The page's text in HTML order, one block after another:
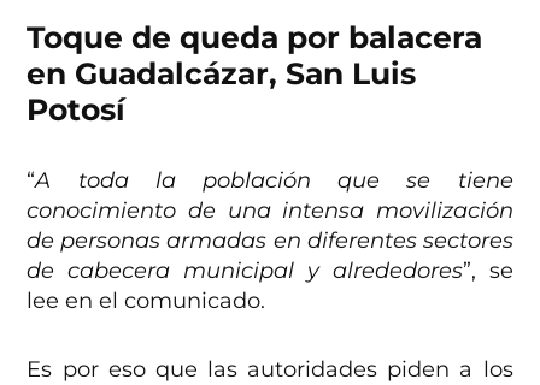
Toque de queda por balacera
en Guadalcázar, San Luis
Potosí
“A toda la población que se tiene
conocimiento de una intensa movilización
de personas armadas en diferentes sectores
de cabecera municipal y alrededores”, se
lee en el comunicado.
Es por eso que las autoridades piden a los